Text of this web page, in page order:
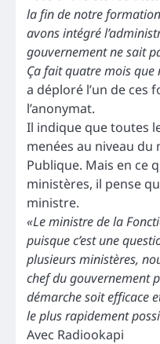
la fin de notre
avons intégré
gouvernement ne sait
Ça fait quatre mois que
a déploré l’un de ces
l’anonymat.
Il indique que toutes
menées au niveau du
Publique. Mais en ce
ministères, il pense
ministre.
«Le ministre de la
puisque c’est une
plusieurs ministères,
chef du gouvernement
démarche soit efficace
le plus rapidement
Avec Radiookapi